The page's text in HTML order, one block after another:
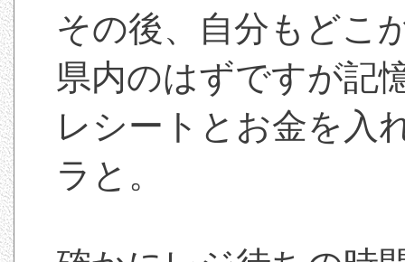
その後、自分もどこ
県内のはずですが記
レシートとお金を入
ラと。